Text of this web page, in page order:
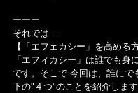
ーーー
それでは…
【「エフェカシー」を高める
「エフィカシー」は誰でも身
です。そこで 今回は、誰にで
下の"４つ"のことを紹介します